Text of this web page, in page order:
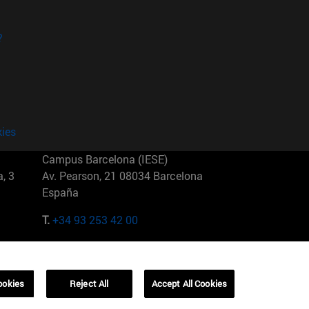
3
Campus Barcelona (IESE)
Av. Pearson, 21 08034 Barcelona
España
T.+34 93 253 42 00
01321001 Bela Vista Brasil
Reject All Accept All Cookies